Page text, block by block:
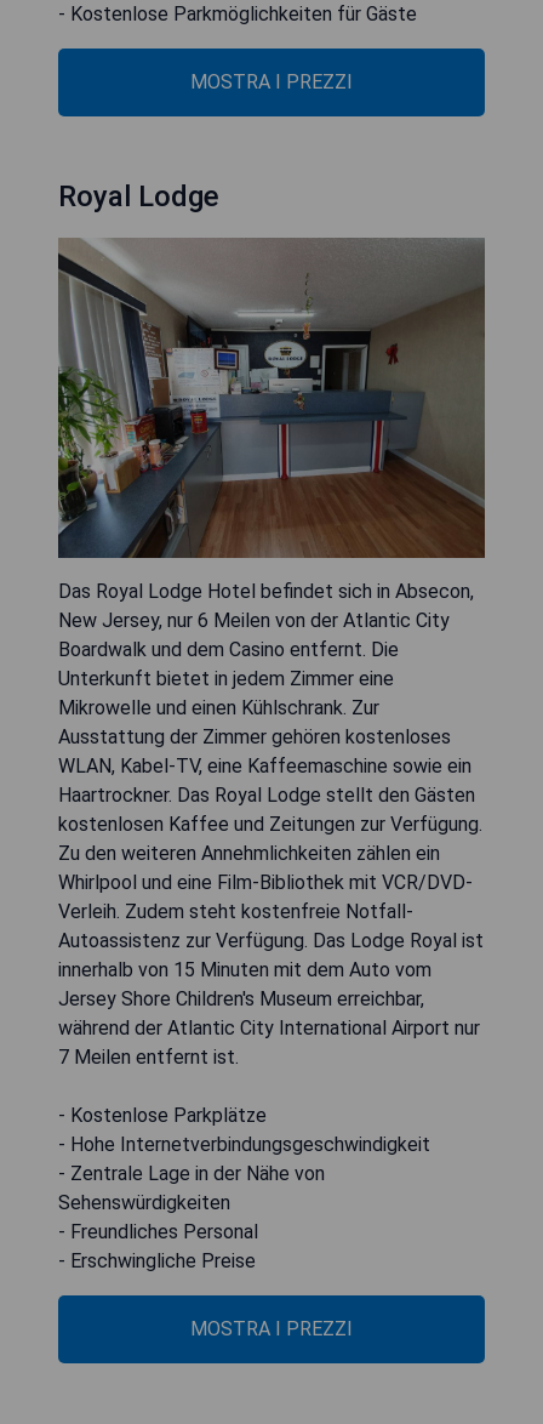
- Kostenlose Parkmöglichkeiten für Gäste
MOSTRA I PREZZI
Royal Lodge
Das Royal Lodge Hotel befindet sich in Absecon,
New Jersey, nur 6 Meilen von der Atlantic City
Boardwalk und dem Casino entfernt. Die
Unterkunft bietet in jedem Zimmer eine
Mikrowelle und einen Kühlschrank. Zur
Ausstattung der Zimmer gehören kostenloses
WLAN, Kabel-TV, eine Kaffeemaschine sowie ein
Haartrockner. Das Royal Lodge stellt den Gästen
kostenlosen Kaffee und Zeitungen zur Verfügung.
Zu den weiteren Annehmlichkeiten zählen ein
Whirlpool und eine Film-Bibliothek mit VCR/DVD-
Verleih. Zudem steht kostenfreie Notfall-
Autoassistenz zur Verfügung. Das Lodge Royal ist
innerhalb von 15 Minuten mit dem Auto vom
Jersey Shore Children's Museum erreichbar,
während der Atlantic City International Airport nur
7 Meilen entfernt ist.
- Kostenlose Parkplätze
- Hohe Internetverbindungsgeschwindigkeit
- Zentrale Lage in der Nähe von
Sehenswürdigkeiten
- Freundliches Personal
- Erschwingliche Preise
MOSTRA I PREZZI